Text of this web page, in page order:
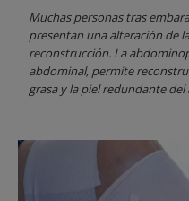
Muchas personas tras
presentan una alteración de
reconstrucción. La
abdominal, permite
grasa y la piel redundante